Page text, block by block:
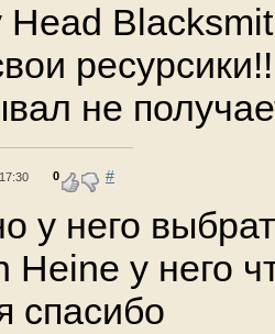
Head
не
0 #
у него
Heine у него
спасибо